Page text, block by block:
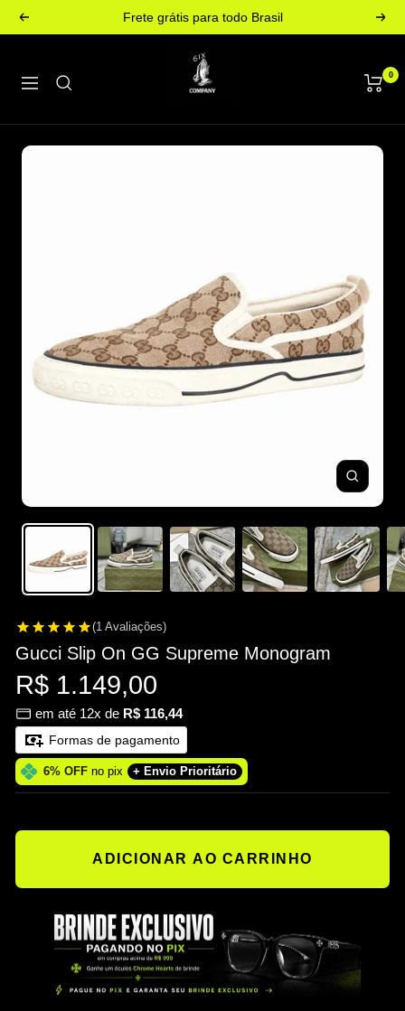
Pular
para
conteúdo
Anterior Frete grátis para todo Brasil
Navegação
Loja
0
Zoom
(1 Avaliações)
Gucci Slip On GG Supreme Monogram
Preço
promocional
R$ 1.149,00
em até 12x de R$ 116,44
Formas de pagamento
6% OFF no pix + Envio Prioritário
ADICIONAR AO CARRINHO